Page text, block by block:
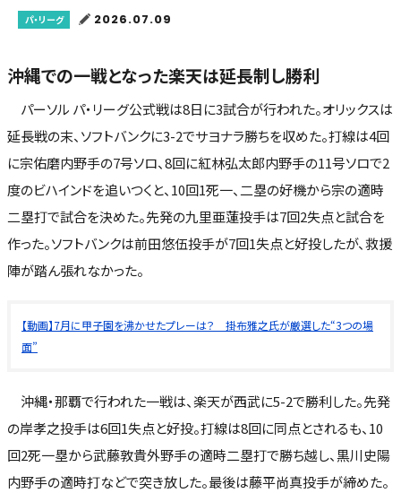
パ・リーグ 2026.07.09
沖縄での一戦となった楽天は延長制し勝利
パーソル パ・リーグ公式戦は8日に3試合が行われた。オリックスは
延長戦の末、ソフトバンクに3-2でサヨナラ勝ちを収めた。打線は4回
に宗佑磨内野手の7号ソロ、8回に紅林弘太郎内野手の11号ソロで2
度のビハインドを追いつくと、10回1死一、二塁の好機から宗の適時
二塁打で試合を決めた。先発の九里亜蓮投手は7回2失点と試合を
作った。ソフトバンクは前田悠伍投手が7回1失点と好投したが、救援
陣が踏ん張れなかった。
【動画】7月に甲子園を沸かせたプレーは？ 掛布雅之氏が厳選した“3つの場
面”
沖縄・那覇で行われた一戦は、楽天が西武に5-2で勝利した。先発
の岸孝之投手は6回1失点と好投。打線は8回に同点とされるも、10
回2死一塁から武藤敦貴外野手の適時二塁打で勝ち越し、黒川史陽
内野手の適時打などで突き放した。最後は藤平尚真投手が締めた。